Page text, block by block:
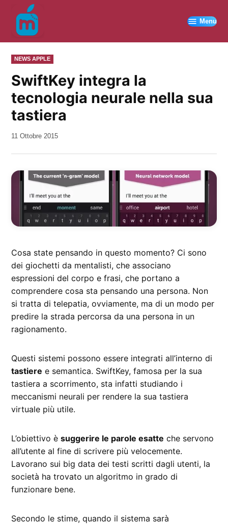
contenuto
Menu
PUBBLICATO
IN
NEWS APPLE
SwiftKey integra la
tecnologia neurale nella sua
tastiera
da
11 Ottobre 2015
Cosa state pensando in questo momento? Ci sono
dei giochetti da mentalisti, che associano
espressioni del corpo e frasi, che portano a
comprendere cosa sta pensando una persona. Non
si tratta di telepatia, ovviamente, ma di un modo per
predire la strada percorsa da una persona in un
ragionamento.
Questi sistemi possono essere integrati all’interno di
tastiere e semantica. SwiftKey, famosa per la sua
tastiera a scorrimento, sta infatti studiando i
meccanismi neurali per rendere la sua tastiera
virtuale più utile.
L’obiettivo èsuggerire le parole esatte che servono
all’utente al fine di scrivere più velocemente.
Lavorano sui big data dei testi scritti dagli utenti, la
società ha trovato un algoritmo in grado di
funzionare bene.
Secondo le stime, quando il sistema sarà